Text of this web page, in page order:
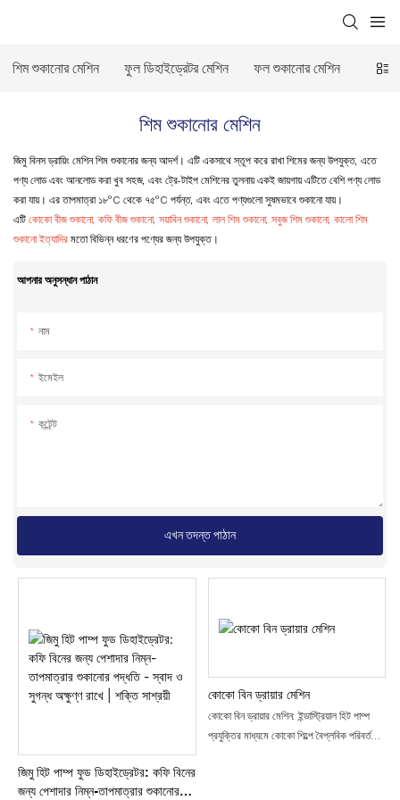
শিম শুকানোর মেশিন ফুল ডিহাইড্রেটর মেশিন ফল শুকানোর মেশিন ভেষজ
শিম শুকানোর মেশিন
জিমু বিনস ড্রায়িং মেশিন শিম শুকানোর জন্য আদর্শ। এটি একসাথে স্তূপ করে রাখা শিমের জন্য উপযুক্ত, এতে
পণ্য লোড এবং আনলোড করা খুব সহজ, এবং ট্রে-টাইপ মেশিনের তুলনায় একই জায়গায় এটিতে বেশি পণ্য লোড
করা যায়। এর তাপমাত্রা ১৮°C থেকে ৭৫°C পর্যন্ত, এবং এতে পণ্যগুলো সুষমভাবে শুকানো যায়।
এটি কোকো বীজ শুকানো, কফি বীজ শুকানো, সয়াবিন শুকানো, লাল শিম শুকানো, সবুজ শিম শুকানো, কালো শিম
শুকানো ইত্যাদির মতো বিভিন্ন ধরণের পণ্যের জন্য উপযুক্ত।
আপনার অনুসন্ধান পাঠান
নাম
ইমেইল
কন্টেন্ট
এখন তদন্ত পাঠান
জিমু হিট পাম্প ফুড ডিহাইড্রেটর: কফি বিনের
জন্য পেশাদার নিম্ন-তাপমাত্রার শুকানোর
কোকো বিন ড্রায়ার মেশিন
কোকো বিন ড্রায়ার মেশিন: ইন্ডাস্ট্রিয়াল হিট পাম্প
প্রযুক্তির মাধ্যমে কোকো শিল্পে বৈপ্লবিক পরিবর্তন